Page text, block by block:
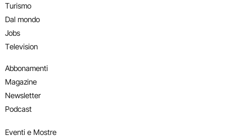
Turismo
Dal mondo
Jobs
Television
Abbonamenti
Magazine
Newsletter
Podcast
Eventi e Mostre